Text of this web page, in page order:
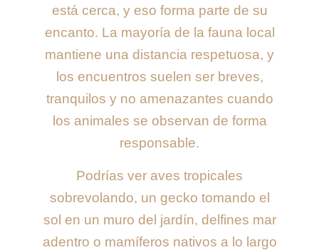
está cerca, y eso forma parte de su
encanto. La mayoría de la fauna local
mantiene una distancia respetuosa, y
los encuentros suelen ser breves,
tranquilos y no amenazantes cuando
los animales se observan de forma
responsable.
Podrías ver aves tropicales
sobrevolando, un gecko tomando el
sol en un muro del jardín, delfines mar
adentro o mamíferos nativos a lo largo